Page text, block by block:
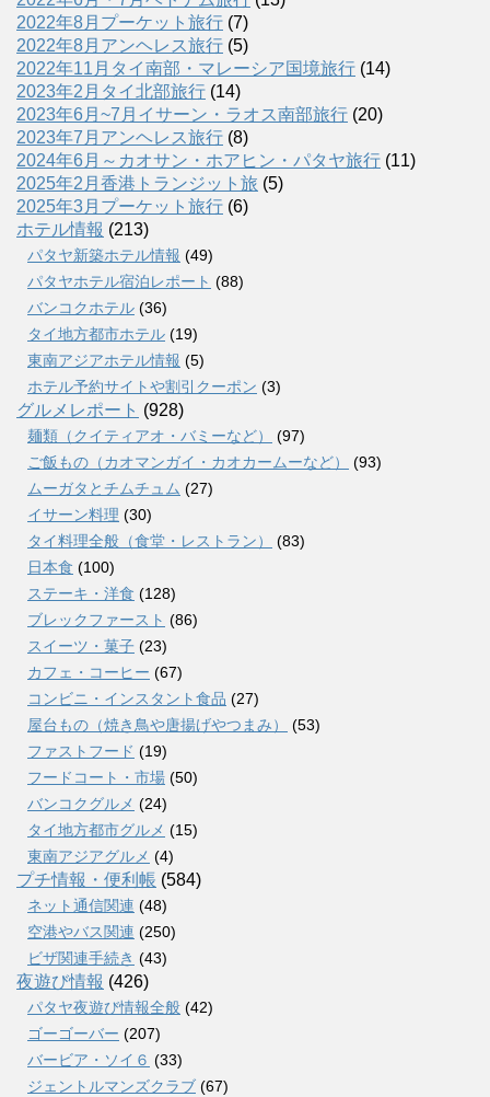
2022年8月プーケット旅行 (7)
2022年8月アンヘレス旅行 (5)
2022年11月タイ南部・マレーシア国境旅行 (14)
2023年2月タイ北部旅行 (14)
2023年6月~7月イサーン・ラオス南部旅行 (20)
2023年7月アンヘレス旅行 (8)
2024年6月～カオサン・ホアヒン・パタヤ旅行 (11)
2025年2月香港トランジット旅 (5)
2025年3月プーケット旅行 (6)
ホテル情報 (213)
パタヤ新築ホテル情報 (49)
パタヤホテル宿泊レポート (88)
バンコクホテル (36)
タイ地方都市ホテル (19)
東南アジアホテル情報 (5)
ホテル予約サイトや割引クーポン (3)
グルメレポート (928)
麺類（クイティアオ・バミーなど）
(97)
ご飯もの（カオマンガイ・カオカームーなど）
(93)
ムーガタとチムチュム (27)
イサーン料理 (30)
タイ料理全般（食堂・レストラン）
(83)
日本食 (100)
ステーキ・洋食 (128)
ブレックファースト (86)
スイーツ・菓子 (23)
カフェ・コーヒー (67)
コンビニ・インスタント食品 (27)
屋台もの（焼き鳥や唐揚げやつまみ）
(53)
ファストフード (19)
フードコート・市場 (50)
バンコクグルメ (24)
タイ地方都市グルメ (15)
東南アジアグルメ (4)
プチ情報・便利帳 (584)
ネット通信関連 (48)
空港やバス関連 (250)
ビザ関連手続き (43)
夜遊び情報 (426)
パタヤ夜遊び情報全般 (42)
ゴーゴーバー (207)
バービア・ソイ６ (33)
ジェントルマンズクラブ (67)